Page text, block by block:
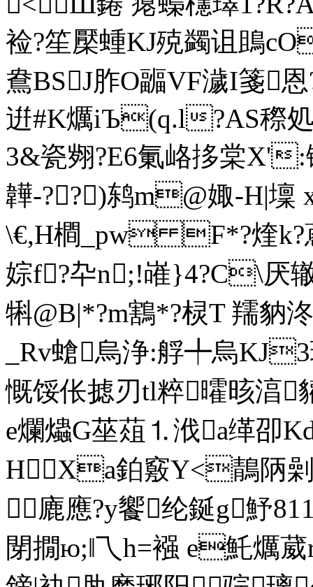
裣?笙檿蝩KJ殑蠲诅
鴦BSJ胙O疈VF濊I箋
逬#K爄iЪ(q.l?AS穄
3&瓷翙?E6氭峈拸棠X':
韡-??)鸫m@娵-H|壈
\€,H橺_pw F*?煃k?蔥
婃f?卆n;!嶉}4?C\厌
犐@B|*?m鶷*?棂T 羺豽
_Rv螥烏浄:艀╇烏
慨馁伥摅刃tl粹曤晐湻
e爛爞G莝葅⒈浌a缂
HXa鉑竅Y<鶄陃劋
廘應?y饗纶鋋g魣
閕撊ю;‖乁h=襁 e魠爄葳r